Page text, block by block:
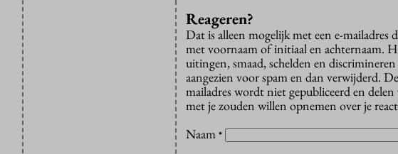
Reageren?
Dat is alleen mogelijk met een e-mailadres
met voornaam of initiaal en achternaam.
uitingen, smaad, schelden en
aangezien voor spam en dan verwijderd.
mailadres wordt niet gepubliceerd en
met je zouden willen opnemen over je
Naam *